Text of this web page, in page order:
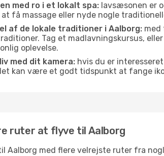
med ro i et lokalt spa: lavsæsonen er
få massage eller nyde nogle
af de lokale traditioner i Aalborg:
Tag et madlavningskursus,
oplevelse.
med dit kamera: hvis du er
kan være et godt tidspunkt at fange
ruter at flyve til Aalborg
Aalborg med flere velrejste ruter fra